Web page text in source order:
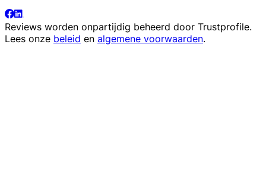
Reviews worden onpartijdig beheerd door Trustprofile.
Lees onze beleid en algemene voorwaarden.